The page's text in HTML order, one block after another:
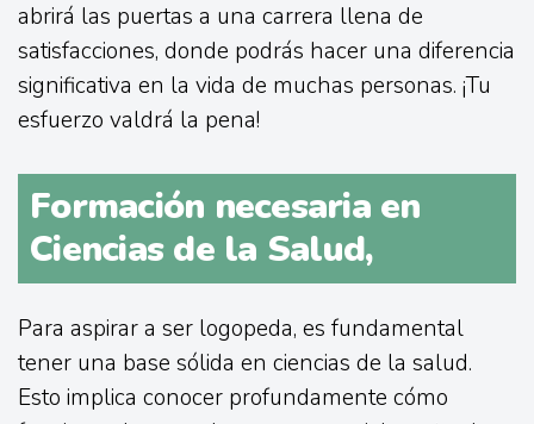
abrirá las puertas a una carrera llena de
satisfacciones, donde podrás hacer una diferencia
significativa en la vida de muchas personas. ¡Tu
esfuerzo valdrá la pena!
Formación necesaria en
Ciencias de la Salud,
Para aspirar a ser logopeda, es fundamental
tener una base sólida en ciencias de la salud.
Esto implica conocer profundamente cómo